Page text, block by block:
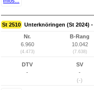
St 2510 Unterknöringen (St 2024)
Nr.
6.960
(4.473)
B-Rang
10.042
(7.638)
DTV
-
SV
-
(-)